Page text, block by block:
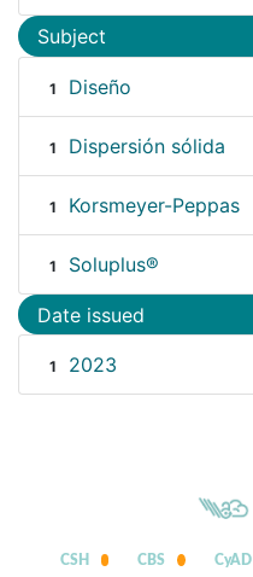
Subject
1 Diseño
1 Dispersión sólida
1 Korsmeyer-Peppas
1 Soluplus®
Date issued
1 2023
CSH CBS CyAD